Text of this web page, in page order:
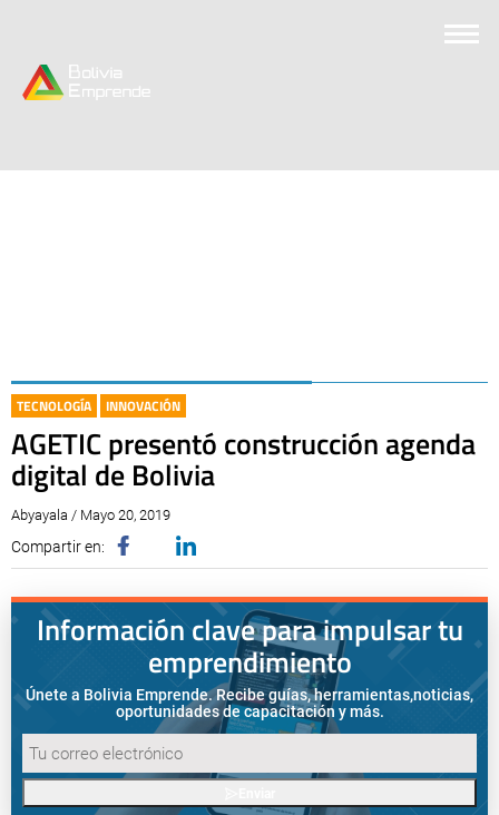
TECNOLOGÍA INNOVACIÓN
AGETIC presentó construcción agenda
digital de Bolivia
Abyayala / Mayo 20, 2019
Compartir en:
Información clave para impulsar tu
emprendimiento
Únete a Bolivia Emprende. Recibe guías, herramientas,noticias,
oportunidades de capacitación y más.